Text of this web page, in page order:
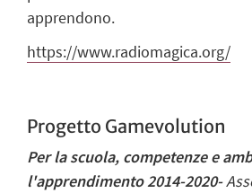
apprendono.
https://www.radiomagica.org/
Progetto Gamevolution
Per la scuola, competenze e
l'apprendimento 2014-2020-